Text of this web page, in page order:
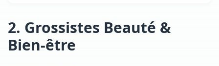
2. Grossistes Beauté &
Bien-être